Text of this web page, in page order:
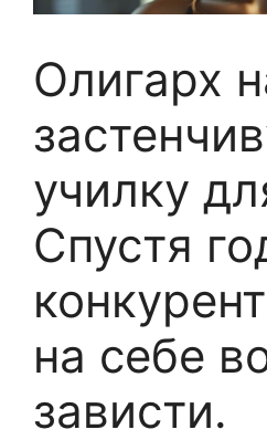
Олигарх
училку
Спустя
на себе
зависти.